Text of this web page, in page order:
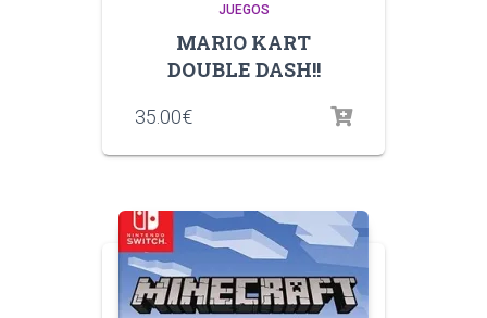
JUEGOS
MARIO KART
DOUBLE DASH!!
35.00€